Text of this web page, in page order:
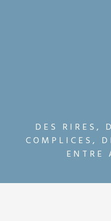
DES RIRES,
COMPLICES,
ENTRE